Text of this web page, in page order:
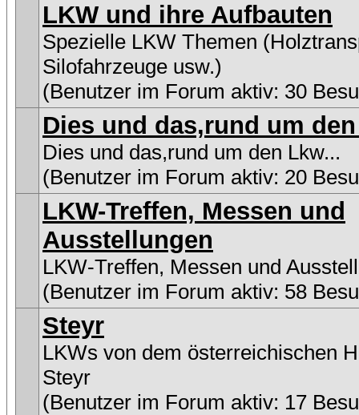
LKW und ihre Aufbauten
Spezielle LKW Themen
Silofahrzeuge usw.)
(Benutzer im Forum aktiv: 30
Dies und das,rund um
Dies und das,rund um den Lkw...
(Benutzer im Forum aktiv: 20
LKW-Treffen, Messen und
Ausstellungen
LKW-Treffen, Messen und
(Benutzer im Forum aktiv: 58
Steyr
LKWs von dem österreichischen
Steyr
(Benutzer im Forum aktiv: 17